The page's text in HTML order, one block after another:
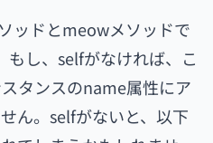
ッドとmeowメソッドで
もし、selfがなければ、こ
タンスのname属性にア
ん。selfがないと、以下